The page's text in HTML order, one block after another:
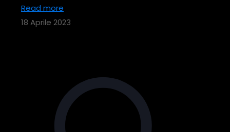
Read more
18 Aprile 2023